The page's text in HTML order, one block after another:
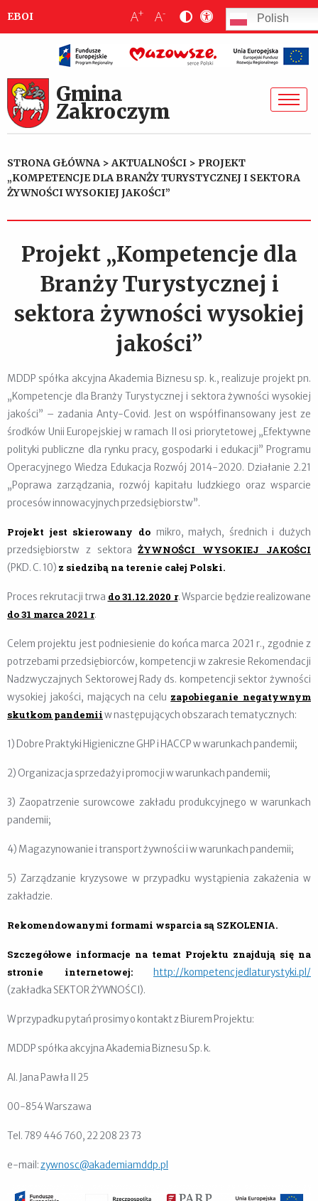
EBOI A+ A- Polish
Gmina
Zakroczym
STRONA GŁÓWNA >AKTUALNOŚCI > PROJEKT
„KOMPETENCJE DLA BRANŻY TURYSTYCZNEJ I SEKTORA
ŻYWNOŚCI WYSOKIEJ JAKOŚCI”
Projekt „Kompetencje dla
Branży Turystycznej i
sektora żywności wysokiej
jakości”
MDDP spółka akcyjna Akademia Biznesu sp. k., realizuje projekt pn.
„Kompetencje dla Branży Turystycznej i sektora żywności wysokiej
jakości” – zadania Anty-Covid. Jest on współfinansowany jest ze
środków Unii Europejskiej w ramach II osi priorytetowej „Efektywne
polityki publiczne dla rynku pracy, gospodarki i edukacji” Programu
Operacyjnego Wiedza Edukacja Rozwój 2014-2020. Działanie 2.21
„Poprawa zarządzania, rozwój kapitału ludzkiego oraz wsparcie
procesów innowacyjnych przedsiębiorstw”.
Projekt jest skierowany do mikro, małych, średnich i dużych
przedsiębiorstw z sektoraŻYWNOŚCI WYSOKIEJ JAKOŚCI
(PKD. C. 10) z siedzibą na terenie całej Polski.
Proces rekrutacji trwa do 31.12.2020 r. Wsparcie będzie realizowane
do 31 marca 2021 r.
Celem projektu jest podniesienie do końca marca 2021 r., zgodnie z
potrzebami przedsiębiorców, kompetencji w zakresie Rekomendacji
Nadzwyczajnych Sektorowej Rady ds. kompetencji sektor żywności
wysokiej jakości, mających na celu zapobieganie negatywnym
skutkom pandemiiw następujących obszarach tematycznych:
1) Dobre Praktyki Higieniczne GHP i HACCP w warunkach pandemii;
2) Organizacja sprzedaży i promocji w warunkach pandemii;
3) Zaopatrzenie surowcowe zakładu produkcyjnego w warunkach
pandemii;
4) Magazynowanie i transport żywności i w warunkach pandemii;
5) Zarządzanie kryzysowe w przypadku wystąpienia zakażenia w
zakładzie.
Rekomendowanymi formami wsparcia są SZKOLENIA.
Szczegółowe informacje na temat Projektu znajdują się na
stronie internetowej:
http://kompetencjedlaturystyki.pl/
(zakładka SEKTOR ŻYWNOŚCI).
W przypadku pytań prosimy o kontakt z Biurem Projektu:
MDDP spółka akcyjna Akademia Biznesu Sp. k.
Al. Jana Pawła II 25
00-854 Warszawa
Tel. 789 446 760, 22 208 23 73
e-mail:zywnosc@akademiamddp.pl